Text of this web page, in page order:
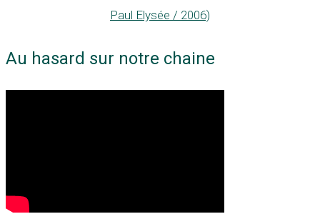
Paul Elysée / 2006)
Au hasard sur notre chaine